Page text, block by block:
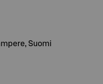
Suomi